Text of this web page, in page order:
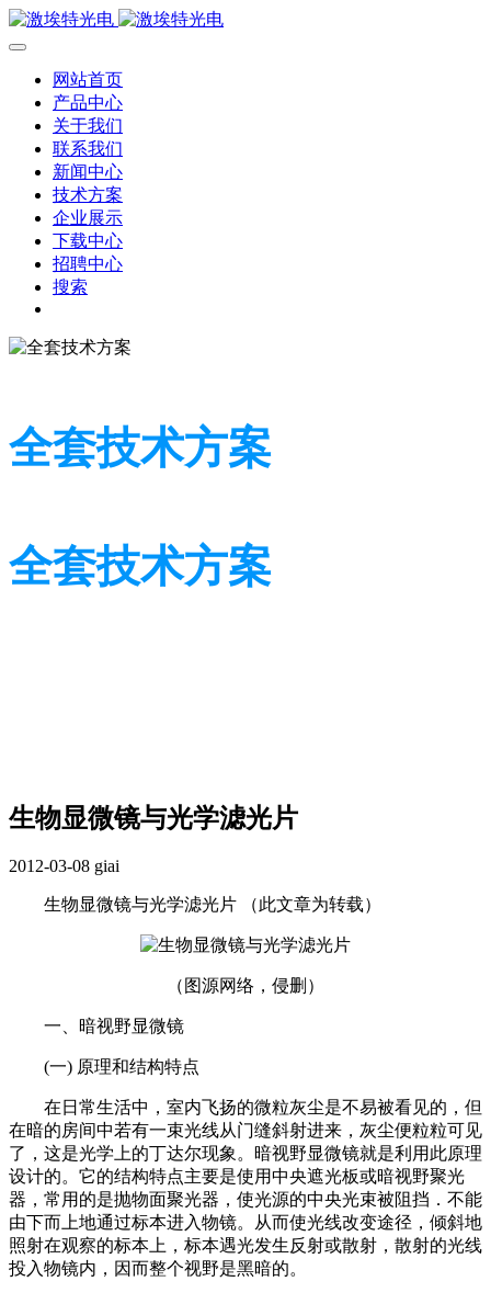
网站首页
产品中心
关于我们
联系我们
新闻中心
技术方案
企业展示
下载中心
招聘中心
搜索
全套技术方案
全套技术方案
生物显微镜与光学滤光片
2012-03-08 giai
生物显微镜与光学滤光片 （此文章为转载）
（图源网络，侵删）
一、暗视野显微镜
(一) 原理和结构特点
在日常生活中，室内飞扬的微粒灰尘是不易被看见的，但
在暗的房间中若有一束光线从门缝斜射进来，灰尘便粒粒可见
了，这是光学上的丁达尔现象。暗视野显微镜就是利用此原理
设计的。它的结构特点主要是使用中央遮光板或暗视野聚光
器，常用的是抛物面聚光器，使光源的中央光束被阻挡．不能
由下而上地通过标本进入物镜。从而使光线改变途径，倾斜地
照射在观察的标本上，标本遇光发生反射或散射，散射的光线
投入物镜内，因而整个视野是黑暗的。